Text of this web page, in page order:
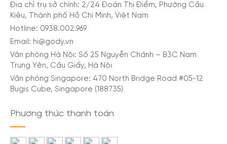
đến Niger mà không cần thay đổi thẻ SIM vật lý.
Tại sao nên dùng eSIM khi du lịch Niger
Khi du lịch Niger, sử dụng eSIM có thể mang lại
nhiều lợi ích. Dưới đây là một số thông tin về eSIM
tại Niger:
Tiện lợi : Kích hoạt dễ dàng, sử dụng linh hoạt.
Quản lý đơn giản.
Địa chỉ trụ sở chính: 2/24 Đoàn Thị Điểm, Phường Cầu
Kiệu, Thành phố Hồ Chí Minh, Việt Nam
Hotline: 0938.002.969
Email: hi@gody.vn
Văn phòng Hà Nội: Số 25 Nguyễn Chánh – B3C Nam
Trung Yên, Cầu Giấy, Hà Nội
Văn phòng Singapore: 470 North Bridge Road #05-12
Bugis Cube, Singapore (188735)
Phương thức thanh toán